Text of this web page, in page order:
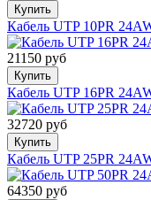
Купить
Кабель UTP 10PR
21150 руб
Купить
Кабель UTP 16PR
32720 руб
Купить
Кабель UTP 25PR
64350 руб